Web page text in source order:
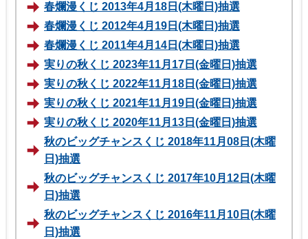
春爛漫くじ 2013年4月18日(木曜日)抽選
春爛漫くじ 2012年4月19日(木曜日)抽選
春爛漫くじ 2011年4月14日(木曜日)抽選
実りの秋くじ 2023年11月17日(金曜日)抽選
実りの秋くじ 2022年11月18日(金曜日)抽選
実りの秋くじ 2021年11月19日(金曜日)抽選
実りの秋くじ 2020年11月13日(金曜日)抽選
秋のビッグチャンスくじ 2018年11月08日(木曜
日)抽選
秋のビッグチャンスくじ 2017年10月12日(木曜
日)抽選
秋のビッグチャンスくじ 2016年11月10日(木曜
日)抽選